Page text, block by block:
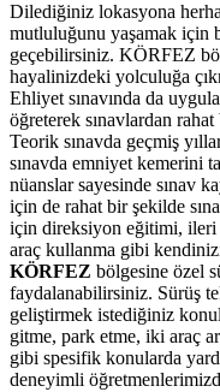
Dilediğiniz lokasyona
mutluluğunu yaşamak için
geçebilirsiniz. KÖRFEZ
hayalinizdeki yolculuğa
Ehliyet sınavında da
öğreterek sınavlardan
Teorik sınavda geçmiş
sınavda emniyet kemerini
nüanslar sayesinde sınav
için de rahat bir şekilde
için direksiyon eğitimi, ileri
araç kullanma gibi
KÖRFEZ bölgesine özel
faydalanabilirsiniz. Sürüş
geliştirmek istediğiniz
gitme, park etme, iki araç
gibi spesifik konularda
deneyimli